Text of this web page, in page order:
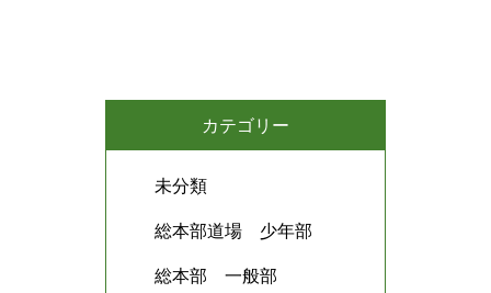
カテゴリー
未分類
総本部道場 少年部
総本部 一般部